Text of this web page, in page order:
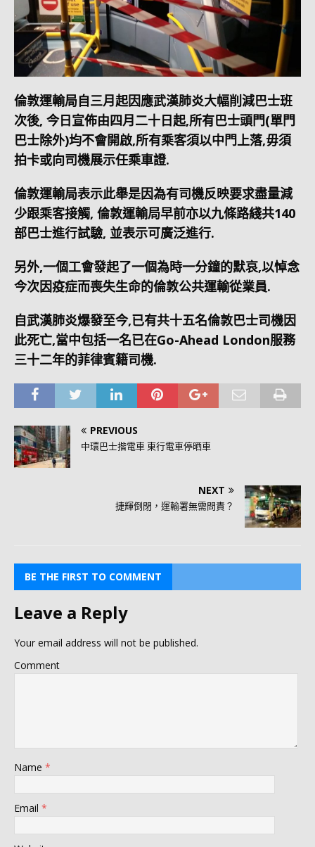
倫敦運輸局自三月起因應武漢肺炎大幅削減巴士班
次後, 今日宣佈由四月二十日起,所有巴士頭門(單門
巴士除外)均不會開啟,所有乘客須以中門上落,毋須
拍卡或向司機展示任乘車證.
倫敦運輸局表示此舉是因為有司機反映要求盡量減
少跟乘客接觸, 倫敦運輸局早前亦以九條路綫共140
部巴士進行試驗, 並表示可廣泛進行.
另外,一個工會發起了一個為時一分鐘的默哀,以悼念
今次因疫症而喪失生命的倫敦公共運輸從業員.
自武漢肺炎爆發至今,已有共十五名倫敦巴士司機因
此死亡,當中包括一名已在Go-Ahead London服務
三十二年的菲律賓籍司機.
PREVIOUS
中環巴士揩電車 東行電車停晒車
NEXT
捷輝倒閉，運輸署無需問責？
BE THE FIRST TO COMMENT
Leave a Reply
Your email address will not be published.
Comment
Name *
Email *